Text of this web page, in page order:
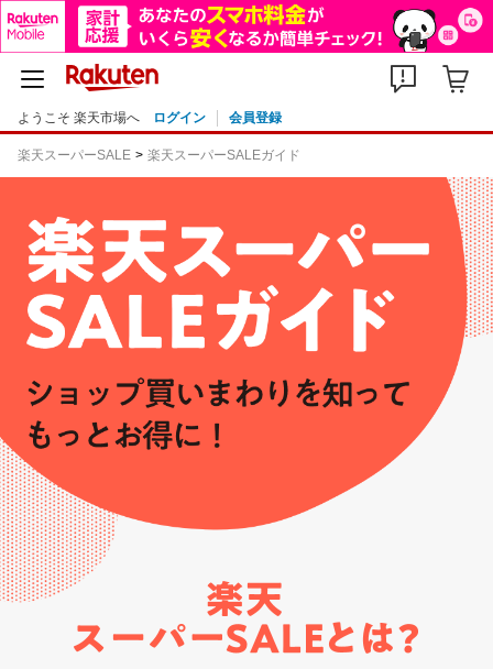
ようこそ 楽天市場へ ログイン 会員登録
楽天スーパーSALE 楽天スーパーSALEガイド